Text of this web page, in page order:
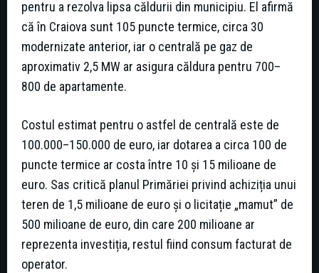
pentru a rezolva lipsa căldurii din municipiu. El afirmă
că în Craiova sunt 105 puncte termice, circa 30
modernizate anterior, iar o centrală pe gaz de
aproximativ 2,5 MW ar asigura căldura pentru 700–
800 de apartamente.
Costul estimat pentru o astfel de centrală este de
100.000–150.000 de euro, iar dotarea a circa 100 de
puncte termice ar costa între 10 și 15 milioane de
euro. Sas critică planul Primăriei privind achiziția unui
teren de 1,5 milioane de euro și o licitație „mamut” de
500 milioane de euro, din care 200 milioane ar
reprezenta investiția, restul fiind consum facturat de
operator.